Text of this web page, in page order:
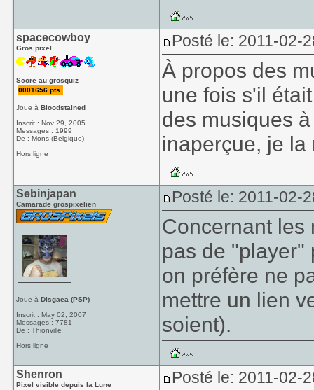
spacecowboy
Gros pixel
Score au grosquiz
0001656 pts.
Joue àBloodstained
Inscrit : Nov 29, 2005
Messages : 1999
De : Mons (Belgique)
Hors ligne
Posté le: 2011-02-
À propos des
une fois s'il
des musiques
inaperçue, je la
Sebinjapan
Camarade grospixelien
Joue àDisgaea (PSP)
Inscrit : May 02, 2007
Messages : 7781
De : Thionville
Hors ligne
Posté le: 2011-02-
Concernant les
pas de "player"
on préfère ne
mettre un lien
soient).
Shenron
Pixel visible depuis la Lune Posté le: 2011-02-